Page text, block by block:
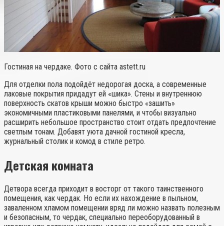
Гостиная на чердаке. Фото с сайта astett.ru
Для отделки пола подойдёт недорогая доска, а современные
лаковые покрытия придадут ей «шика». Стены и внутреннюю
поверхность скатов крыши можно быстро «зашить»
экономичными пластиковыми панелями, и чтобы визуально
расширить небольшое пространство стоит отдать предпочтение
светлым тонам. Добавят уюта дачной гостиной кресла,
журнальный столик и комод в стиле ретро.
Детская комната
Детвора всегда приходит в восторг от такого таинственного
помещения, как чердак. Но если их нахождение в пыльном,
заваленном хламом помещении вряд ли можно назвать полезным
и безопасным, то чердак, специально переоборудованный в